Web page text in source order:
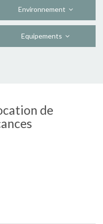
Environnement
Equipements
de